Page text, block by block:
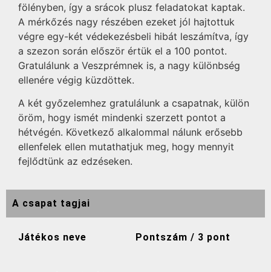
fölényben, így a srácok plusz feladatokat kaptak.
A mérkőzés nagy részében ezeket jól hajtottuk
végre egy-két védekezésbeli hibát leszámítva, így
a szezon során először értük el a 100 pontot.
Gratulálunk a Veszprémnek is, a nagy különbség
ellenére végig küzdöttek.
A két győzelemhez gratulálunk a csapatnak, külön
öröm, hogy ismét mindenki szerzett pontot a
hétvégén. Következő alkalommal nálunk erősebb
ellenfelek ellen mutathatjuk meg, hogy mennyit
fejlődtünk az edzéseken.
A csapat tagjai
Játékos neve Pontszám / 3 pont